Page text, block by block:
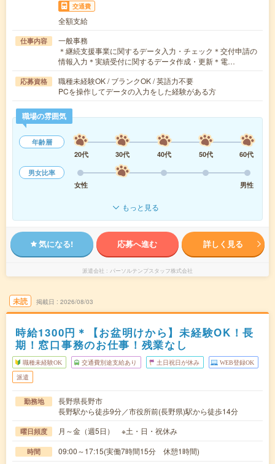
交通費
全額支給
仕事内容
一般事務
＊継続支援事業に関するデータ入力・チェック＊交付申請の
情報入力＊実績受付に関するデータ作成・更新＊電…
応募資格
職種未経験OK / ブランクOK / 英語力不要
PCを操作してデータの入力をした経験がある方
職場の雰囲気
年齢層
20代
30代 40代 50代
60代
男女比率
女性
男性
もっと見る
気になる! 応募へ進む 詳しく見る
派遣会社 パーソルテンプスタッフ株式会社
未読 掲載日 2026/08/03
時給1300円＊【お盆明けから】未経験OK！長
期！窓口事務のお仕事！残業なし
職種未経験OK 交通費別途支給あり 土日祝日が休み WEB登録OK
派遣
勤務地
長野県長野市
長野駅から徒歩9分／市役所前(長野県)駅から徒歩14分
曜日頻度 月～金（週5日） ※土・日・祝休み
時間 09:00～17:15(実働7時間15分 休憩1時間)